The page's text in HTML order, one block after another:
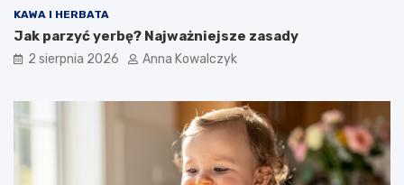
KAWA I HERBATA
Jak parzyć yerbę? Najważniejsze zasady
2 sierpnia 2026 Anna Kowalczyk